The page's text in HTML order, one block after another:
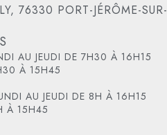
76330 PORT-JÉRÔME-SUR-
AU JEUDI DE 7H30 À 16H15
À 15H45
AU JEUDI DE 8H À 16H15
À 15H45